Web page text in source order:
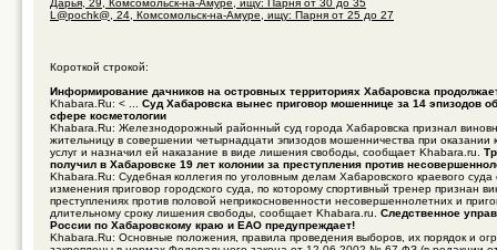
Дарья, 29, Комсомольск-на-Амуре, ищу: Парня от 30 до 35
L@pochk@, 24, Комсомольск-на-Амуре, ищу: Парня от 25 до 27
Короткой строкой:
Информирование дачников на островных территориях Хабаровска
Khabara.Ru: < ... Суд Хабаровска вынес приговор мошеннице за 14 эпизодов
сфере косметологии
Khabara.Ru: Железнодорожный районный суд города Хабаровска признал
жительницу в совершении четырнадцати эпизодов мошенничества при оказании
услуг и назначил ей наказание в виде лишения свободы, сообщает Khabara.ru.
получил в Хабаровске 19 лет колонии за преступления против
Khabara.Ru: Судебная коллегия по уголовным делам Хабаровского краевого суда
изменения приговор городского суда, по которому спортивный тренер признан
преступлениях против половой неприкосновенности несовершеннолетних и
длительному сроку лишения свободы, сообщает Khabara.ru. Следственное
России по Хабаровскому краю и ЕАО предупреждает!
Khabara.Ru: Основные положения, правила проведения выборов, их порядок и